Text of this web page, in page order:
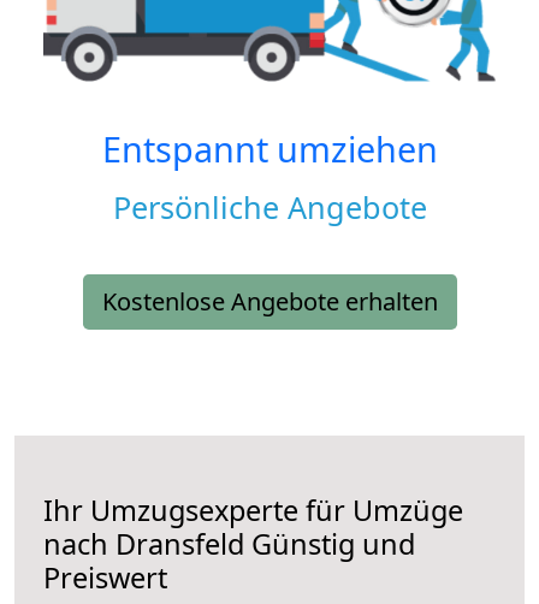
Entspannt umziehen
Persönliche Angebote
Kostenlose Angebote erhalten
Ihr Umzugsexperte für Umzüge
nach Dransfeld Günstig und
Preiswert